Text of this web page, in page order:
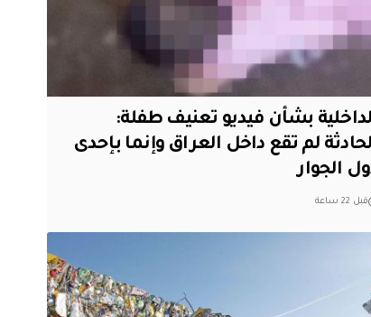
بشأن فيديو تعنيف طفلة:
لم تقع داخل العراق وإنما بإحدى
الجوار
قبل 22 ساعة